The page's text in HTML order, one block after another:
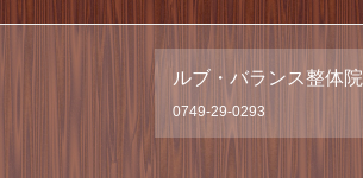
ルブ・バランス整体院
0749-29-0293